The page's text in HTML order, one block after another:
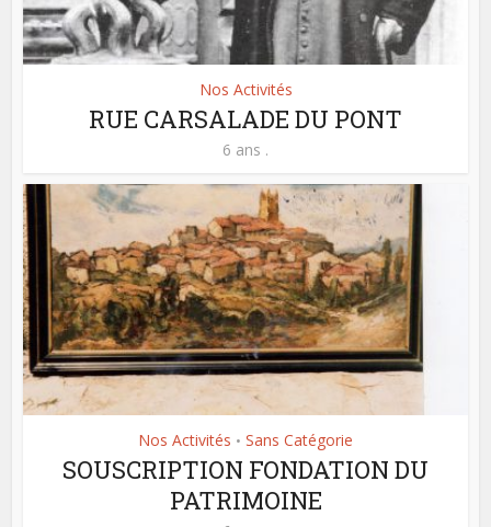
Nos Activités
RUE CARSALADE DU PONT
6 ans .
Nos Activités • Sans Catégorie
SOUSCRIPTION FONDATION DU
PATRIMOINE